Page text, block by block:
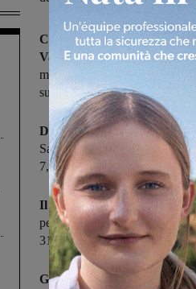
Cambiano alcuni orari dei
Valdarno aretino,durante le
modifiche riguardano sia il
sul territorio.
Dal 24 dicembre al 31
Santa Maria alla Gruccia sarà
7,45-12,45.
Il Punto Farmaceutico di
per inventario il pomeriggio di
31. Riaprirà regolarmente il 2
Gli uffici amministrativi